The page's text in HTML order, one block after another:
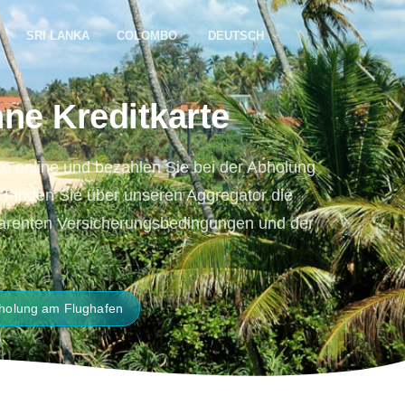
SRI LANKA COLOMBO DEUTSCH
Kreditkarte
online und bezahlen Sie bei der Abholung
Sie über unseren Aggregator die
Versicherungsbedingungen und der
am Flughafen